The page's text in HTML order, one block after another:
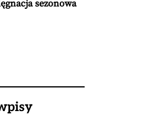
sezonowa